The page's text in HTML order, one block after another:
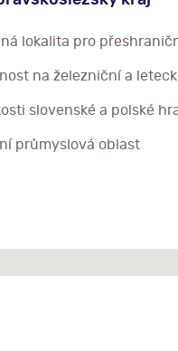
lokalita pro
na železniční a
slovenské a polské
průmyslová oblast